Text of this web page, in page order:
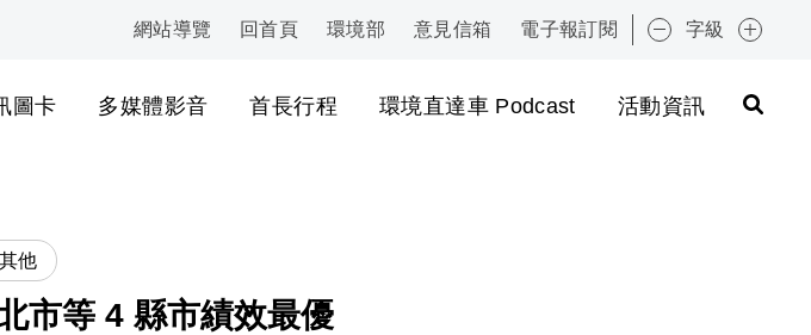
:::
網站導覽 回首頁 環境部 意見信箱 電子報訂閱 字級
圖卡 多媒體影音 首長行程 環境直達車 Podcast 活動資訊
:::
其他
市等 4 縣市績效最優